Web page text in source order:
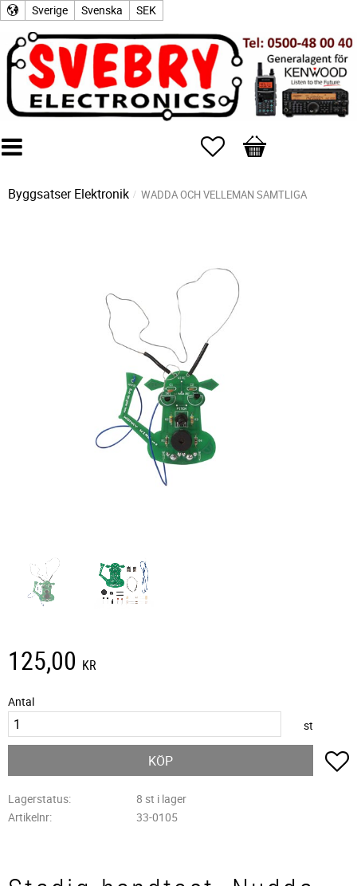
Sverige Svenska SEK
Favoriter
Kundvagn
Byggsatser Elektronik WADDA OCH VELLEMAN SAMTLIGA
125,00 KR
Antal
st
KÖP
Lagerstatus
8 st i lager
Artikelnr
33-0105